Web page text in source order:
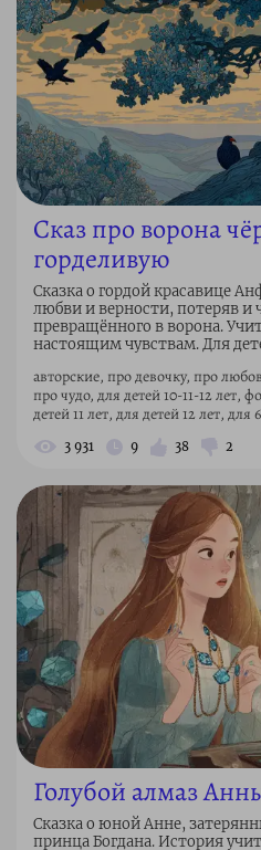
Сказ про ворона
горделивую
Сказка о гордой красавице
любви и верности, потеряв и
превращённого в ворона.
настоящим чувствам. Для
авторские, про девочку, про
про чудо, для детей 10-11-12 лет,
детей 11 лет, для детей 12 лет, для
3 931 9 38 2
Голубой алмаз
Сказка о юной Анне,
принца Богдана. История